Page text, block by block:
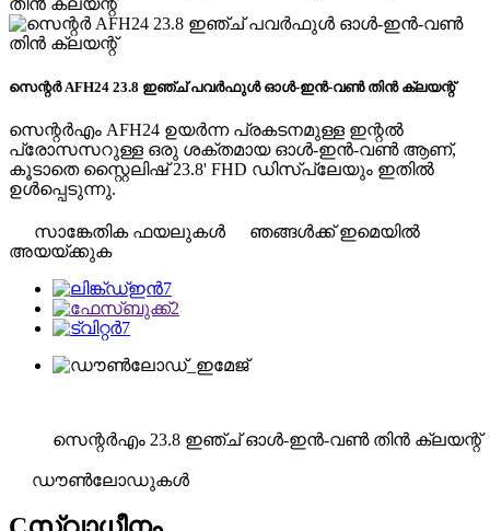
സെന്റർ AFH24 23.8 ഇഞ്ച് പവർഫുൾ ഓൾ-ഇൻ-വൺ തിൻ ക്ലയന്റ്
സെന്റർഎം AFH24 ഉയർന്ന പ്രകടനമുള്ള ഇന്റൽ
പ്രോസസറുള്ള ഒരു ശക്തമായ ഓൾ-ഇൻ-വൺ ആണ്,
കൂടാതെ സ്റ്റൈലിഷ് 23.8' FHD ഡിസ്‌പ്ലേയും ഇതിൽ
ഉൾപ്പെടുന്നു.
സാങ്കേതിക ഫയലുകൾ
ഞങ്ങൾക്ക് ഇമെയിൽ
അയയ്ക്കുക
സെന്റർഎം 23.8 ഇഞ്ച് ഓൾ-ഇൻ-വൺ തിൻ ക്ലയന്റ്
ഡൗണ്‍ലോഡുകൾ